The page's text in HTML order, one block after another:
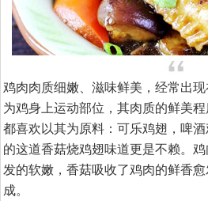
鸡肉肉质细嫩、滋味鲜美，经常出
为鸡身上运动部位，其肉质的鲜美
都喜欢以其为原料：可乐鸡翅，啤
的这道香菇烧鸡翅味道更是不赖。
发的软嫩，香菇吸收了鸡肉的鲜香
成。